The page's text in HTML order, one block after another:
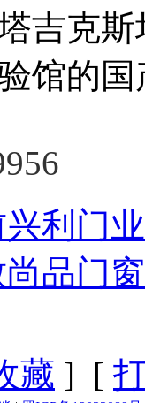
吉克
馆的
利门业
品门窗
藏 ] [